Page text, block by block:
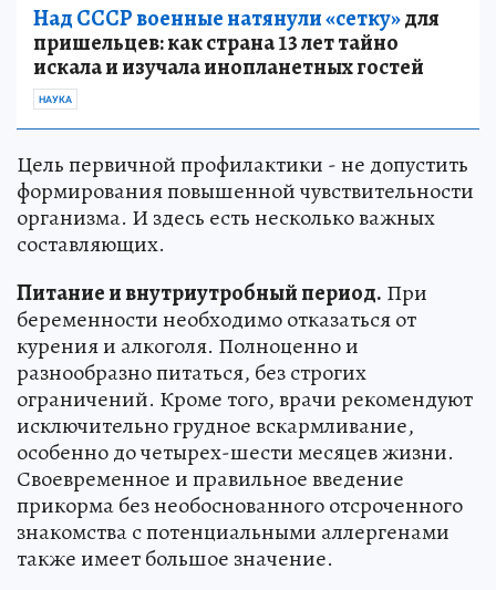
Над СССР военные натянули «сетку»для
пришельцев: как страна 13 лет тайно
искала и изучала инопланетных гостей
НАУКА
Цель первичной профилактики - не допустить
формирования повышенной чувствительности
организма. И здесь есть несколько важных
составляющих.
Питание и внутриутробный период. При
беременности необходимо отказаться от
курения и алкоголя. Полноценно и
разнообразно питаться, без строгих
ограничений. Кроме того, врачи рекомендуют
исключительно грудное вскармливание,
особенно до четырех-шести месяцев жизни.
Своевременное и правильное введение
прикорма без необоснованного отсроченного
знакомства с потенциальными аллергенами
также имеет большое значение.